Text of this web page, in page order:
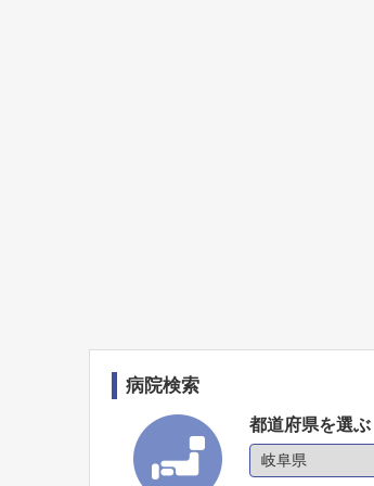
病院検索
都道府県を選ぶ